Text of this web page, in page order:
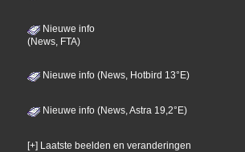
Nieuwe info
(News, FTA)
Nieuwe info (News, Hotbird 13°E)
Nieuwe info (News, Astra 19,2°E)
[+] Laatste beelden en veranderingen